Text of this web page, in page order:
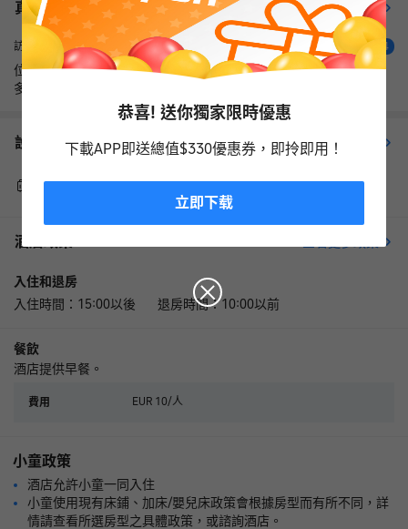
恭喜! 送你獨家限時優惠
下載APP即送總值$330優惠券，即拎即用！
立即下载
真實住客評價（ 7） 查看更多評價
訪客 不錯 4
位置已經在古城區 房間很大~空間感十足 早餐豐富好味😋~ 附近很
多食肆~ 大街有超市 離巴士站很近~火車站要步行10分鐘
設施服務 查看更多
行李寄存 酒吧
酒店政策
入住和退房
入住時間：15:00以後 退房時間：10:00以前
餐飲
酒店提供早餐。
費用 EUR 10/人
小童政策
酒店允許小童一同入住
小童使用現有床鋪、加床/嬰兒床政策會根據房型而有所不同，詳
情請查看所選房型之具體政策，或諮詢酒店。